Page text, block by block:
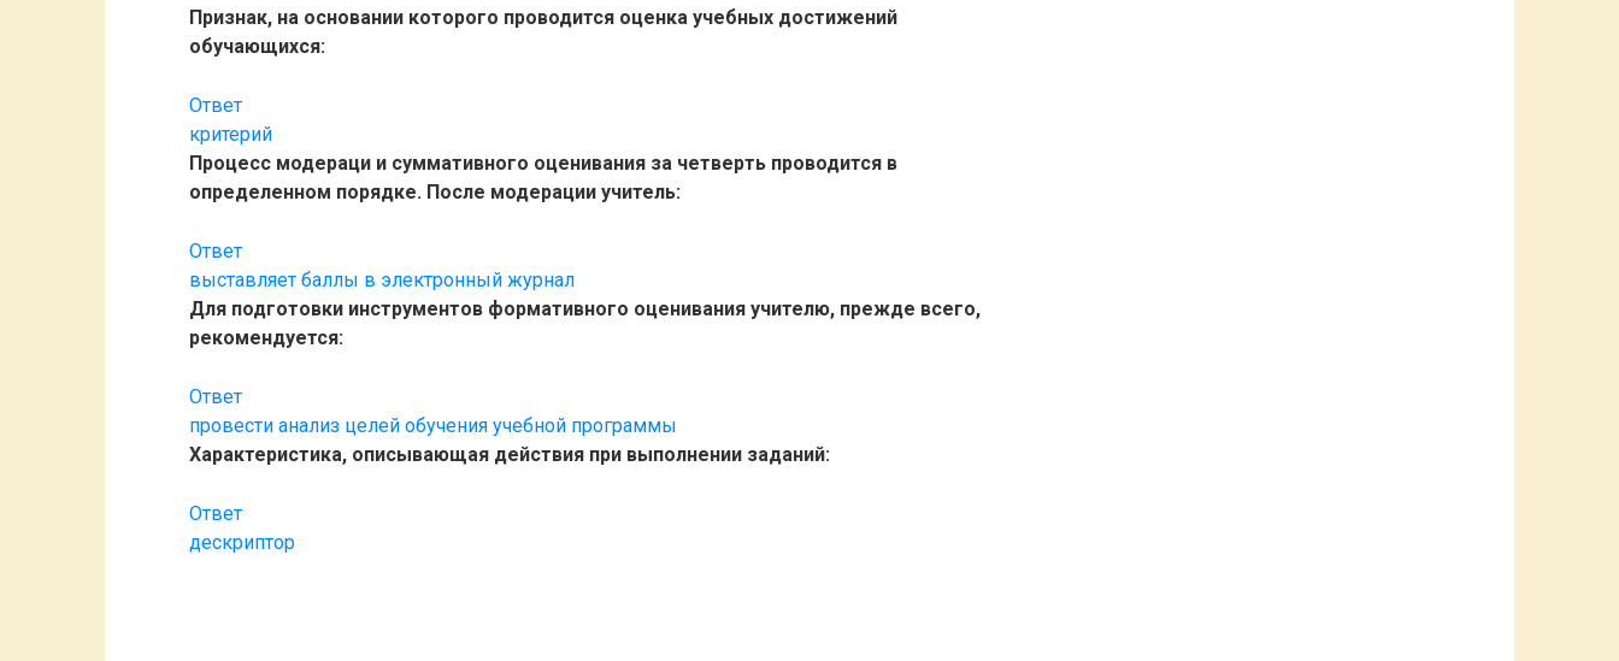
Признак, на основании которого проводится оценка учебных достижений
обучающихся:
Ответ
критерий
Процесс модераци и суммативного оценивания за четверть проводится в
определенном порядке. После модерации учитель:
Ответ
выставляет баллы в электронный журнал
Для подготовки инструментов формативного оценивания учителю, прежде всего,
рекомендуется:
Ответ
провести анализ целей обучения учебной программы
Характеристика, описывающая действия при выполнении заданий:
Ответ
дескриптор